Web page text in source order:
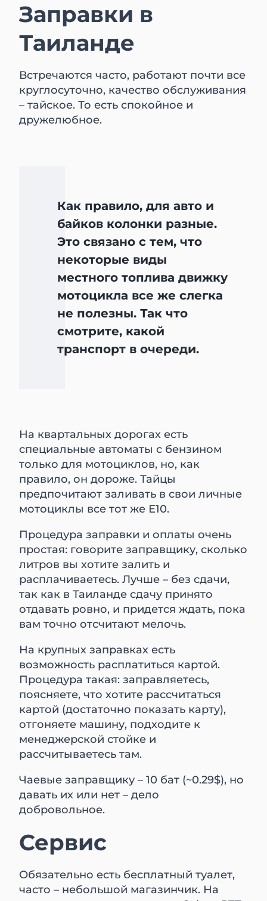
Заправки в
Таиланде
Встречаются часто, работают почти все
круглосуточно, качество обслуживания
– тайское. То есть спокойное и
дружелюбное.
Как правило, для авто и
байков колонки разные.
Это связано с тем, что
некоторые виды
местного топлива движку
мотоцикла все же слегка
не полезны. Так что
смотрите, какой
транспорт в очереди.
На квартальных дорогах есть
специальные автоматы с бензином
только для мотоциклов, но, как
правило, он дороже. Тайцы
предпочитают заливать в свои личные
мотоциклы все тот же Е10.
Процедура заправки и оплаты очень
простая: говорите заправщику, сколько
литров вы хотите залить и
расплачиваетесь. Лучше – без сдачи,
так как в Таиланде сдачу принято
отдавать ровно, и придется ждать, пока
вам точно отсчитают мелочь.
На крупных заправках есть
возможность расплатиться картой.
Процедура такая: заправляетесь,
поясняете, что хотите рассчитаться
картой (достаточно показать карту),
отгоняете машину, подходите к
менеджерской стойке и
рассчитываетесь там.
Чаевые заправщику – 10 бат (~0.29$), но
давать их или нет – дело
добровольное.
Сервис
Обязательно есть бесплатный туалет,
часто – небольшой магазинчик. На